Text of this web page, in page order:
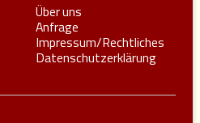
Über uns
Anfrage
Impressum/Rechtliches
Datenschutzerklärung